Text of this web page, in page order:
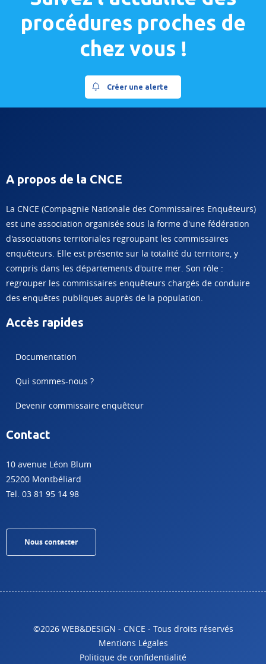
procédures proches de
chez vous !
Créer une alerte
A propos de la CNCE
La CNCE (Compagnie Nationale des Commissaires Enquêteurs)
est une association organisée sous la forme d'une fédération
d'associations territoriales regroupant les commissaires
enquêteurs. Elle est présente sur la totalité du territoire, y
compris dans les départements d'outre mer. Son rôle :
regrouper les commissaires enquêteurs chargés de conduire
des enquêtes publiques auprès de la population.
Accès rapides
Documentation
Qui sommes-nous ?
Devenir commissaire enquêteur
Contact
10 avenue Léon Blum
25200 Montbéliard
Tel. 03 81 95 14 98
Nous contacter
©2026 WEB&DESIGN - CNCE - Tous droits réservés
Mentions Légales
Politique de confidentialité